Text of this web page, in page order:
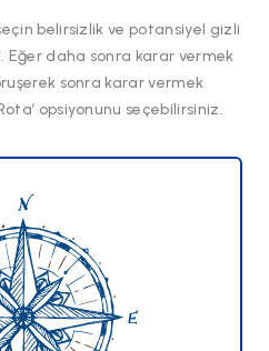
belirsizlik ve potansiyel gizli
Eğer daha sonra karar vermek
sonra karar vermek
opsiyonunu seçebilirsiniz.